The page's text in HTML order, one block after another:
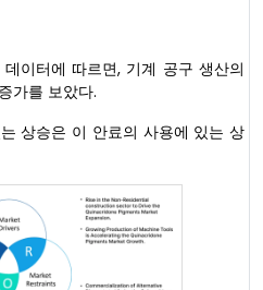
이터에 따르면, 기계 공구 생산의
가를 보았다.
상승은 이 안료의 사용에 있는 상